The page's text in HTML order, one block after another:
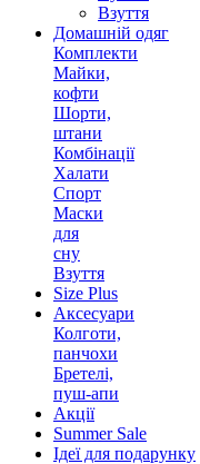
Взуття
Домашній одяг
Комплекти
Майки,
кофти
Шорти,
штани
Комбінації
Халати
Спорт
Маски
для
сну
Взуття
Size Plus
Аксесуари
Колготи,
панчохи
Бретелі,
пуш-апи
Акції
Summer Sale
Ідеї для подарунку